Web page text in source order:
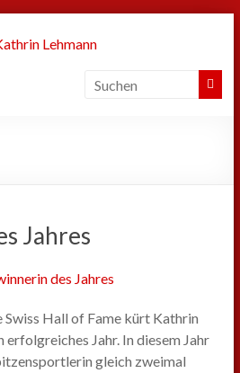
Jahres
Hall of Fame kürt Kathrin
erfolgreiches Jahr. In diesem Jahr
gleich zweimal